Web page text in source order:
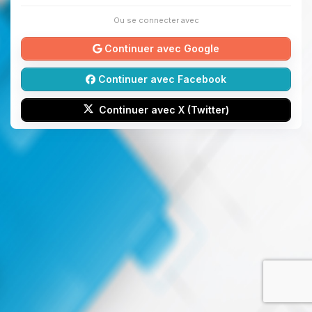
Ou se connecter avec
Continuer avec Google
Continuer avec Facebook
Continuer avec X (Twitter)